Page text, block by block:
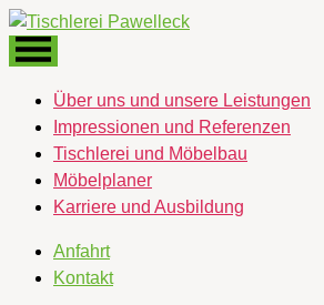
Direkt
zum
wechseln
Tischlerei
Über uns und unsere Leistungen
Impressionen und Referenzen
Tischlerei und Möbelbau
Möbelplaner
Karriere und Ausbildung
Anfahrt
Kontakt